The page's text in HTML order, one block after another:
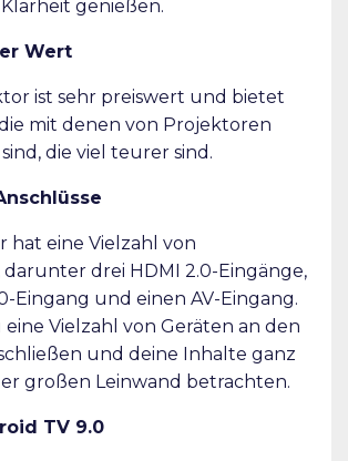
genießen.
Wert
ist sehr preiswert und bietet
mit denen von Projektoren
die viel teurer sind.
hat eine Vielzahl von
darunter drei HDMI 2.0-Eingänge,
Eingang und einen AV-Eingang.
Vielzahl von Geräten an den
und deine Inhalte ganz
großen Leinwand betrachten.
TV 9.0